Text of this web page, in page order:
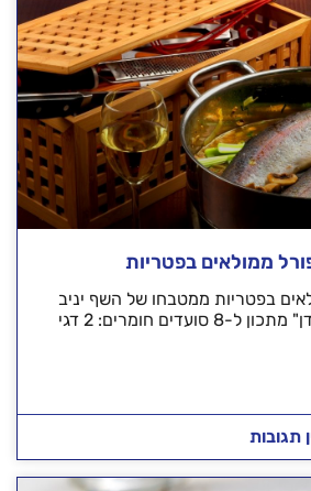
ממולאים בפטריות
בפטריות ממטבחו של השף יניב
פרטוש תמיר ל"דגי הדן" מתכון ל-8 סועדים חומרים: 2 דגי
תגובות